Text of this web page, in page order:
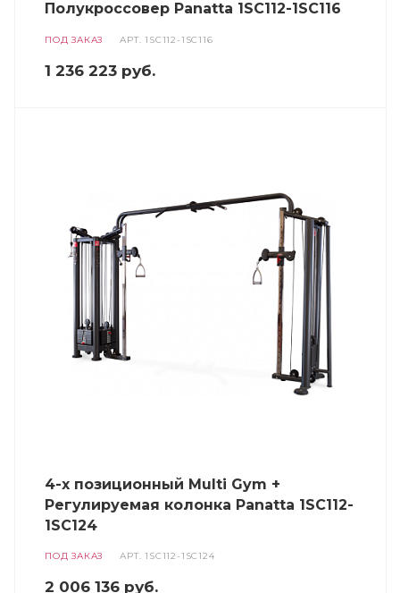
Полукроссовер Panatta 1SC112-1SC116
ПОД ЗАКАЗ АРТ.1SC112-1SC116
1 236 223 руб.
4-х позиционный Multi Gym +
Регулируемая колонка Panatta 1SC112-
1SC124
ПОД ЗАКАЗ АРТ.1SC112-1SC124
2 006 136 руб.